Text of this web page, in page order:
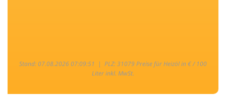
Stand: 07.08.2026 07:09:51 | PLZ: 31079 Preise für Heizöl in € / 100
Liter inkl. MwSt.